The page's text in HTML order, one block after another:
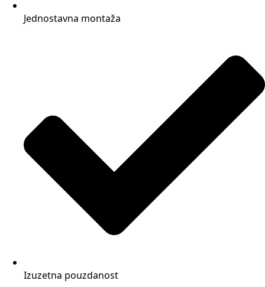
Jednostavna montaža
Izuzetna pouzdanost